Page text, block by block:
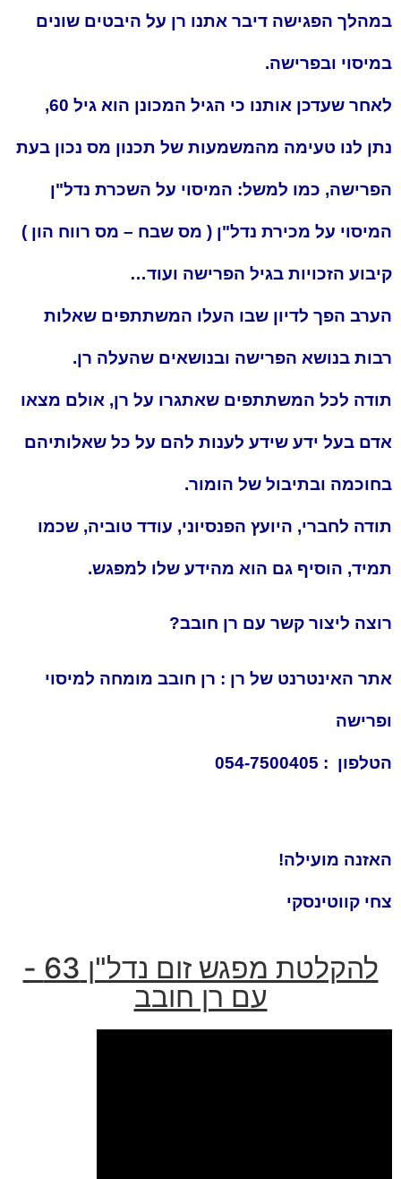
במהלך הפגישה דיבר אתנו רן על היבטים שונים
במיסוי ובפרישה.
לאחר שעדכן אותנו כי הגיל המכונן הוא גיל 60,
נתן לנו טעימה מהמשמעות של תכנון מס נכון בעת
הפרישה, כמו למשל: המיסוי על השכרת נדל"ן
המיסוי על מכירת נדל"ן ( מס שבח – מס רווח הון )
קיבוע הזכויות בגיל הפרישה ועוד…
הערב הפך לדיון שבו העלו המשתתפים שאלות
רבות בנושא הפרישה ובנושאים שהעלה רן.
תודה לכל המשתתפים שאתגרו על רן, אולם מצאו
אדם בעל ידע שידע לענות להם על כל שאלותיהם
בחוכמה ובתיבול של הומור.
תודה לחברי, היועץ הפנסיוני, עודד טוביה, שכמו
תמיד, הוסיף גם הוא מהידע שלו למפגש.
רוצה ליצור קשר עם רן חובב?
אתר האינטרנט של רן : רן חובב מומחה למיסוי
ופרישה
הטלפון :0
54-7500405
האזנה מועילה!
צחי קווטינסקי
להקלטת מפגש זום נדל"ן 63 -
עם רן חובב